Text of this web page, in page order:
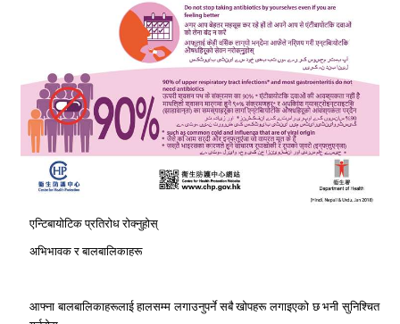
एन्टिबायोटिक प्रतिरोध रोक्नुहोस्
अभिभावक र बालबालिकाहरू
आफ्ना बालबालिकाहरूलाई हालसम्म लगाउनुपर्ने सबै खोपहरू लगाइएको छ भनी सुनिश्चित